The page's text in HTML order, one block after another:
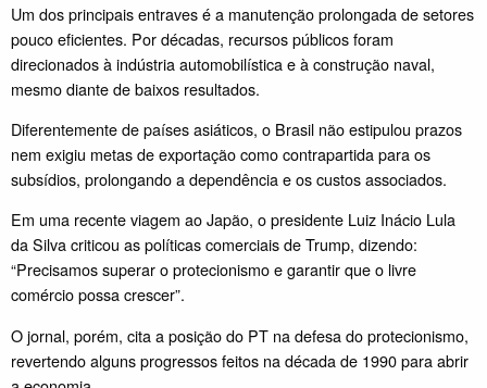
Um dos principais entraves é a manutenção prolongada de setores
pouco eficientes. Por décadas, recursos públicos foram
direcionados à indústria automobilística e à construção naval,
mesmo diante de baixos resultados.
Diferentemente de países asiáticos, o Brasil não estipulou prazos
nem exigiu metas de exportação como contrapartida para os
subsídios, prolongando a dependência e os custos associados.
Em uma recente viagem ao Japão, o presidente Luiz Inácio Lula
da Silva criticou as políticas comerciais de Trump, dizendo:
“Precisamos superar o protecionismo e garantir que o livre
comércio possa crescer”.
O jornal, porém, cita a posição do PT na defesa do protecionismo,
revertendo alguns progressos feitos na década de 1990 para abrir